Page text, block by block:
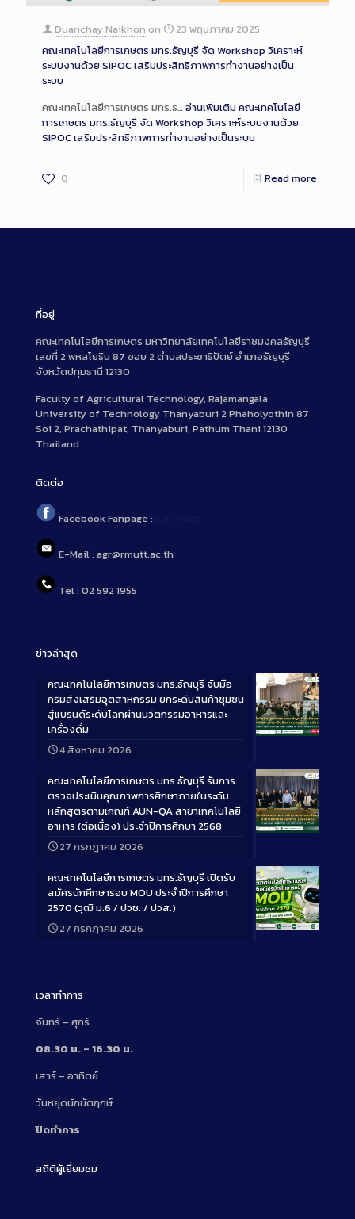
Duanchay Naikhon on
23 พฤษภาคม 2025
คณะเทคโนโลยีการเกษตร มทร.ธัญบุรี จัด Workshop วิเคราะห์
ระบบงานด้วย SIPOC เสริมประสิทธิภาพการทำงานอย่างเป็น
ระบบ
คณะเทคโนโลยีการเกษตร มทร.ธ… อ่านเพิ่มเติมคณะเทคโนโลยี
การเกษตร มทร.ธัญบุรี จัด Workshop วิเคราะห์ระบบงานด้วย
SIPOC เสริมประสิทธิภาพการทำงานอย่างเป็นระบบ
0 Read more
ที่อยู่
คณะเทคโนโลยีการเกษตร มหาวิทยาลัยเทคโนโลยีราชมงคลธัญบุรี
เลขที่ 2 พหลโยธิน 87 ซอย 2 ตำบลประชาธิปัตย์ อำเภอธัญบุรี
จังหวัดปทุมธานี 12130
Faculty of Agricultural Technology, Rajamangala
University of Technology Thanyaburi 2 Phaholyothin 87
Soi 2, Prachathipat, Thanyaburi, Pathum Thani 12130
Thailand
ติดต่อ
Facebook Fanpage :
E-Mail : agr@rmutt.ac.th
Tel : 02 592 1955
ข่าวล่าสุด
Long
คณะเทคโนโลยีการเกษตร มทร.ธัญบุรี จับมือ
กรมส่งเสริมอุตสาหกรรม ยกระดับสินค้าชุมชน
สู่แบรนด์ระดับโลกผ่านนวัตกรรมอาหารและ
เครื่องดื่ม
4 สิงหาคม 2026
Long
คณะเทคโนโลยีการเกษตร มทร.ธัญบุรี รับการ
ตรวจประเมินคุณภาพการศึกษาภายในระดับ
หลักสูตรตามเกณฑ์ AUN-QA สาขาเทคโนโลยี
อาหาร (ต่อเนื่อง) ประจำปีการศึกษา 2568
27 กรกฎาคม 2026
Long
คณะเทคโนโลยีการเกษตร มทร.ธัญบุรี เปิดรับ
สมัครนักศึกษารอบ MOU ประจำปีการศึกษา
2570 (วุฒิ ม.6 / ปวช. / ปวส.)
27 กรกฎาคม 2026
เวลาทำการ
จันทร์ – ศุกร์
08.30 น. – 16.30 น.
เสาร์ – อาทิตย์
วันหยุดนักขัตฤกษ์
ปิดทำการ
สถิติผู้เยี่ยมชม